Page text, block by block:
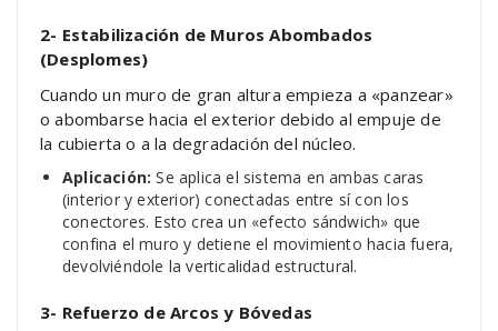
2- Estabilización de Muros Abombados
(Desplomes)
Cuando un muro de gran altura empieza a «panzear»
o abombarse hacia el exterior debido al empuje de
la cubierta o a la degradación del núcleo.
Aplicación: Se aplica el sistema en ambas caras
(interior y exterior) conectadas entre sí con los
conectores. Esto crea un «efecto sándwich» que
confina el muro y detiene el movimiento hacia fuera,
devolviéndole la verticalidad estructural.
3- Refuerzo de Arcos y Bóvedas